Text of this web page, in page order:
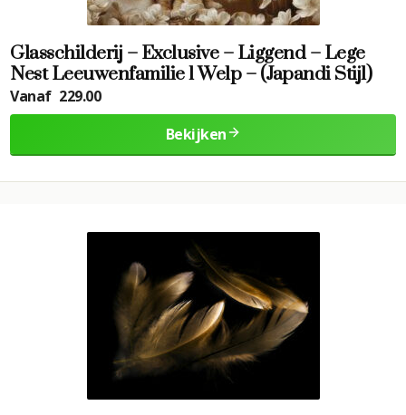
Glasschilderij – Exclusive – Liggend – Lege
Nest Leeuwenfamilie 1 Welp – (Japandi Stijl)
Vanaf 229.00
Bekijken